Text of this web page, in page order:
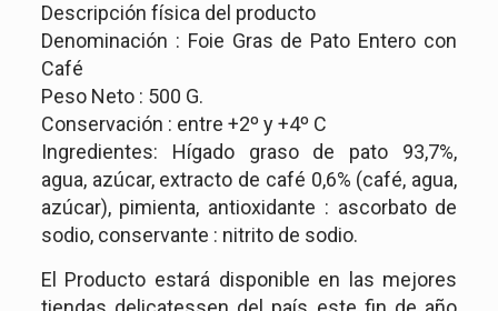
Descripción física del producto
Denominación : Foie Gras de Pato Entero con
Café
Peso Neto : 500 G.
Conservación : entre +2º y +4º C
Ingredientes: Hígado graso de pato 93,7%,
agua, azúcar, extracto de café 0,6% (café, agua,
azúcar), pimienta, antioxidante : ascorbato de
sodio, conservante : nitrito de sodio.
El Producto estará disponible en las mejores